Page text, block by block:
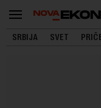
SRBIJA SVET